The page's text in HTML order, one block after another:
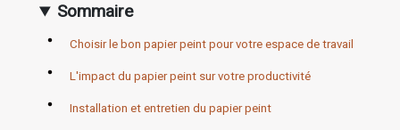
Sommaire
Choisir le bon papier peint pour votre espace de travail
L'impact du papier peint sur votre productivité
Installation et entretien du papier peint